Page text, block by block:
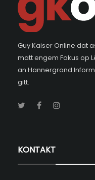
Guy Kaiser Online dat
matt engem Fokus op
an Hannergrond
gitt.
KONTAKT